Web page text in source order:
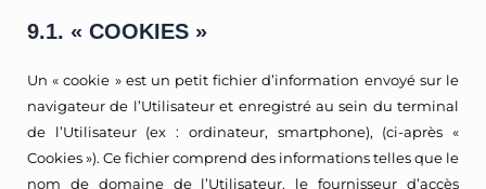
9.1. « COOKIES »
Un « cookie » est un petit fichier d’information envoyé sur le
navigateur de l’Utilisateur et enregistré au sein du terminal
de l’Utilisateur (ex : ordinateur, smartphone), (ci-après «
Cookies »). Ce fichier comprend des informations telles que le
nom de domaine de l’Utilisateur, le fournisseur d’accès